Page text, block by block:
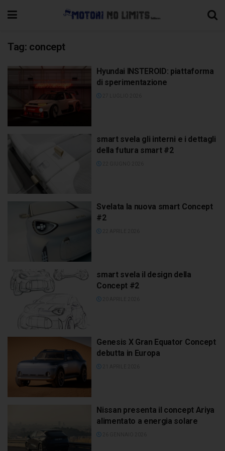
Tag: concept
Hyundai INSTEROID: piattaforma
di sperimentazione
smart svela gli interni e i dettagli
della futura smart #2
Svelata la nuova smart Concept
#2
smart svela il design della
Concept #2
Genesis X Gran Equator Concept
debutta in Europa
Nissan presenta il concept Ariya
alimentato a energia solare